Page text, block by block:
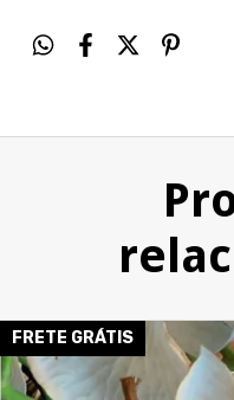
FRETE GRÁTIS